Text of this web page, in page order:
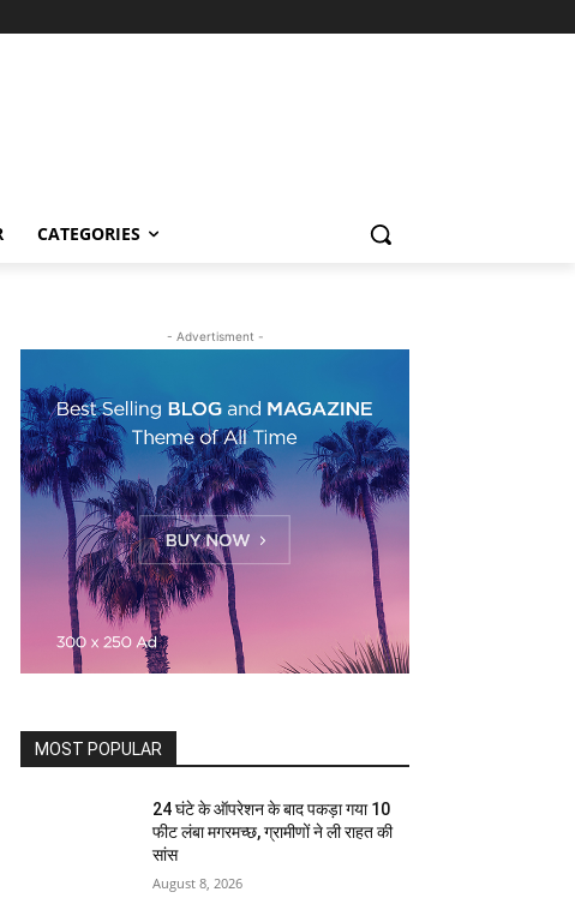
CATEGORIES
- Advertisment -
MOST POPULAR
24 घंटे के ऑपरेशन के बाद पकड़ा गया 10
फीट लंबा मगरमच्छ, ग्रामीणों ने ली राहत की
सांस
August 8, 2026